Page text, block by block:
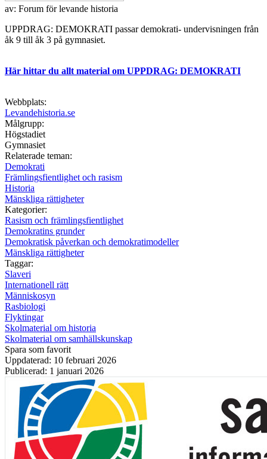
av: Forum för levande historia
UPPDRAG: DEMOKRATI passar demokrati- undervisningen från
åk 9 till åk 3 på gymnasiet.
Här hittar du allt material om UPPDRAG: DEMOKRATI
Webbplats:
Levandehistoria.se
Målgrupp:
Högstadiet
Gymnasiet
Relaterade teman:
Demokrati
Främlingsfientlighet och rasism
Historia
Mänskliga rättigheter
Kategorier:
Rasism och främlingsfientlighet
Demokratins grunder
Demokratisk påverkan och demokratimodeller
Mänskliga rättigheter
Taggar:
Slaveri
Internationell rätt
Människosyn
Rasbiologi
Flyktingar
Skolmaterial om historia
Skolmaterial om samhällskunskap
Spara som favorit
Uppdaterad: 10 februari 2026
Publicerad: 1 januari 2026